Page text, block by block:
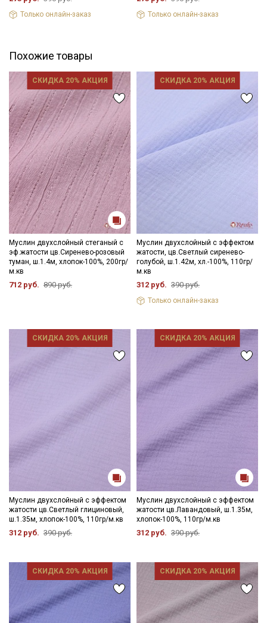
Только онлайн-заказ Только онлайн-заказ
Похожие товары
СКИДКА 20% АКЦИЯ
Муслин двухслойный стеганый с
эф.жатости цв.Сиренево-розовый
туман, ш.1.4м, хлопок-100%, 200гр/
м.кв
712 руб. 890 руб.
СКИДКА 20% АКЦИЯ
Муслин двухслойный с эффектом
жатости, цв.Светлый сиренево-
голубой, ш.1.42м, хл.-100%, 110гр/
м.кв
312 руб. 390 руб.
Только онлайн-заказ
СКИДКА 20% АКЦИЯ
Муслин двухслойный с эффектом
жатости цв.Светлый глициновый,
ш.1.35м, хлопок-100%, 110гр/м.кв
312 руб. 390 руб.
СКИДКА 20% АКЦИЯ
Муслин двухслойный с эффектом
жатости цв.Лавандовый, ш.1.35м,
хлопок-100%, 110гр/м.кв
312 руб. 390 руб.
СКИДКА 20% АКЦИЯ СКИДКА 20% АКЦИЯ
Ознакомлен(а) с
Политикой обработки персональных
Даю Согласие на получение рекламных и
информационных рассылок